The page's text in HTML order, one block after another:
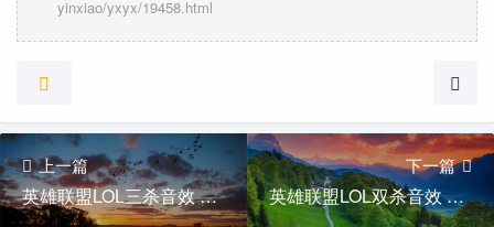
yinxiao/yxyx/19458.html
上一篇
英雄联盟LOL三杀音效 Triple kill
下一篇
英雄联盟LOL双杀音效 Double Kill